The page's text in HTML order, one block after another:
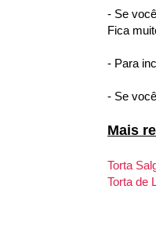
- Se
Fica
- Para
- Se
Mais
Torta
Torta de